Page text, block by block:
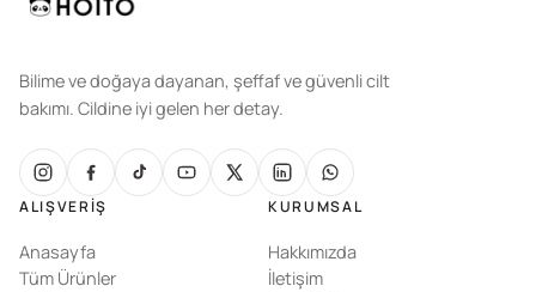
Bilime ve doğaya dayanan, şeffaf ve güvenli cilt
bakımı. Cildine iyi gelen her detay.
ALIŞVERIŞ
Anasayfa
Tüm Ürünler
KURUMSAL
Hakkımızda
İletişim